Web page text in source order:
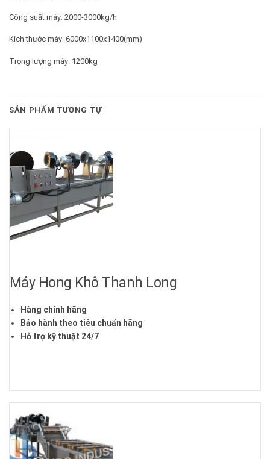
Công suất máy: 2000-3000kg/h
Kích thước máy: 6000x1100x1400(mm)
Trọng lượng máy: 1200kg
SẢN PHẨM TƯƠNG TỰ
Máy Hong Khô Thanh Long
Hàng chính hãng
Bảo hành theo tiêu chuẩn hãng
Hỗ trợ kỹ thuật 24/7